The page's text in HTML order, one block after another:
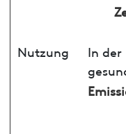
Nutzung
In